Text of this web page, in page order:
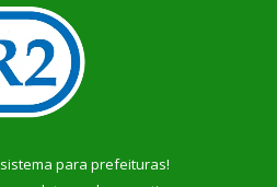
sistema para prefeituras!